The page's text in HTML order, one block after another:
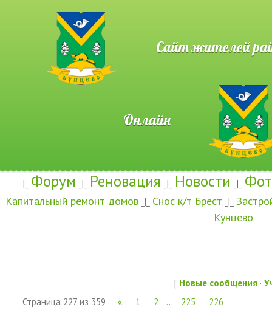
Сайт жителей
Онлайн
|_ Форум _|_ Реновация _|_ Новости _|_
Капитальный ремонт домов _|_ Снос к/т Брест _|_
Кунцево
[ Новые сообщения ·
Страница 227 из 359 « 1 2 … 225
226